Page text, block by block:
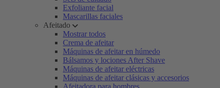
Exfoliante facial
Mascarillas faciales
Afeitado
Mostrar todos
Crema de afeitar
Máquinas de afeitar en húmedo
Bálsamos y lociones After Shave
Máquinas de afeitar eléctricas
Máquinas de afeitar clásicas y accesorios
Afeitadora para hombres